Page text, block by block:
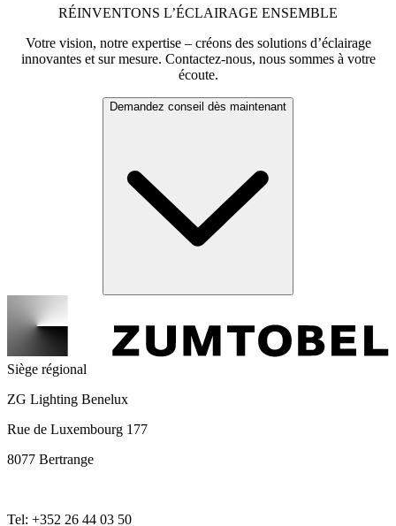
RÉINVENTONS L’ÉCLAIRAGE ENSEMBLE
Votre vision, notre expertise – créons des solutions d’éclairage
innovantes et sur mesure. Contactez-nous, nous sommes à votre
écoute.
Demandez conseil dès maintenant
Siège régional
ZG Lighting Benelux
Rue de Luxembourg 177
8077 Bertrange
Tel: +352 26 44 03 50